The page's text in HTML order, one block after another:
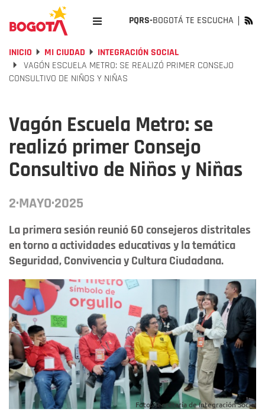
PQRS-BOGOTÁ TE ESCUCHA
INICIO MI CIUDAD
INTEGRACIÓN SOCIAL
VAGÓN ESCUELA METRO: SE REALIZÓ PRIMER CONSEJO
CONSULTIVO DE NIÑOS Y NIÑAS
Vagón Escuela Metro: se
realizó primer Consejo
Consultivo de Niños y Niñas
2·MAYO·2025
La primera sesión reunió 60 consejeros distritales
en torno a actividades educativas y la temática
Seguridad, Convivencia y Cultura Ciudadana.
Foto: Secretaría de Integración Social